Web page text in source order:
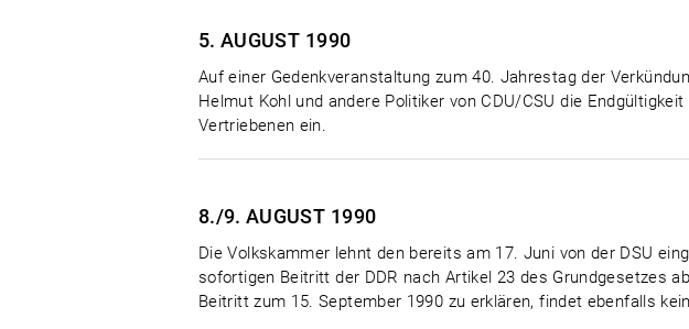
5. AUGUST 1990
Auf einer Gedenkveranstaltung zum 40. Jahrestag der
Helmut Kohl und andere Politiker von CDU/CSU die
Vertriebenen ein.
8./9. AUGUST 1990
Die Volkskammer lehnt den bereits am 17. Juni von der DSU
sofortigen Beitritt der DDR nach Artikel 23 des Grundgesetzes
Beitritt zum 15. September 1990 zu erklären, findet ebenfalls